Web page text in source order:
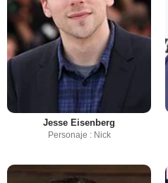
Jesse Eisenberg
Personaje : Nick